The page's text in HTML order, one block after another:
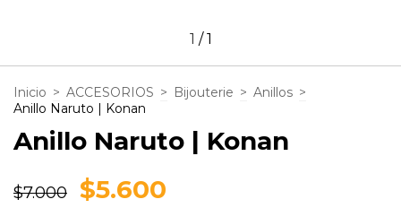
1 /1
Inicio > ACCESORIOS > Bijouterie > Anillos >
Anillo Naruto | Konan
Anillo Naruto | Konan
$7.000 $5.600